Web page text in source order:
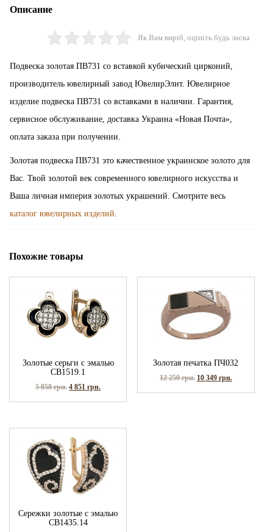
Описание
Як Вам виріб, оцініть будь ласка
Подвеска золотая ПВ731 со вставкой кубический цирконий,
производитель ювелирный завод ЮвелирЭлит. Ювелирное
изделие подвеска ПВ731 со вставками в наличии. Гарантия,
сервисное обслуживание, доставка Украина «Новая Почта»,
оплата заказа при получении.
Золотая подвеска ПВ731 это качественное украинское золото для
Вас. Твой золотой век современного ювелирного искусства и
Ваша личная империя золотых украшений. Смотрите весь
каталог ювелирных изделий
Похожие товары
Золотые серьги с эмалью
СВ1519.1
5 858грн. 4 851грн.
Золотая печатка ПЧ032
12 250грн. 10 349 грн.
Сережки золотые с эмалью
СВ1435.14